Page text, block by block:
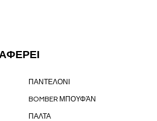
ΠΑΝΤΕΛΟΝΙ
BOMBER ΜΠΟΥΦΆΝ
ΠΑΛΤΑ